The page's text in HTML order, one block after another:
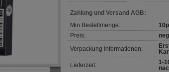
Zahlung und Versand AGB:
Min Bestellmenge:
Preis:
Verpackung Informationen:
Lieferzeit:
1-